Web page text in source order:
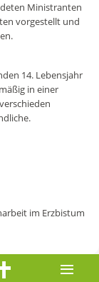
Ministranten
vorgestellt und
14. Lebensjahr
in einer
im Erzbistum